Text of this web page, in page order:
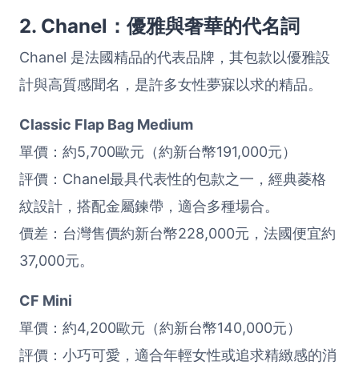
2. Chanel：優雅與奢華的代名詞
Chanel 是法國精品的代表品牌，其包款以優雅設
計與高質感聞名，是許多女性夢寐以求的精品。
Classic Flap Bag Medium
單價：約5,700歐元（約新台幣191,000元）
評價：Chanel最具代表性的包款之一，經典菱格
紋設計，搭配金屬鍊帶，適合多種場合。
價差：台灣售價約新台幣228,000元，法國便宜約
37,000元。
CF Mini
單價：約4,200歐元（約新台幣140,000元）
評價：小巧可愛，適合年輕女性或追求精緻感的消